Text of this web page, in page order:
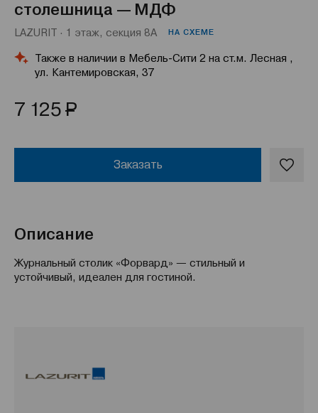
столешница — МДФ
LAZURIT · 1 этаж, секция 8А НА СХЕМЕ
Также в наличии в Мебель-Сити 2 на ст.м. Лесная ,
ул. Кантемировская, 37
7 125Р
Заказать
Описание
Журнальный столик «Форвард» — стильный и
устойчивый, идеален для гостиной.